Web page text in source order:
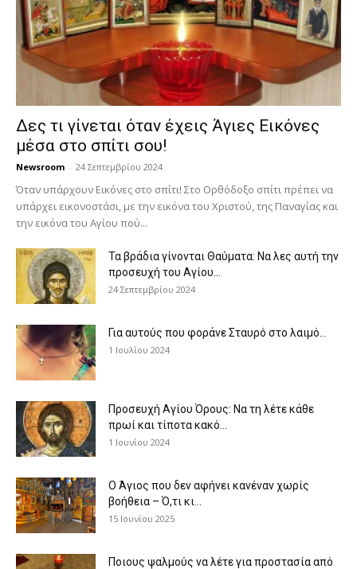
Δες τι γίνεται όταν έχεις Άγιες Εικόνες
μέσα στο σπίτι σου!
Newsroom - 24 Σεπτεμβρίου 2024
Όταν υπάρχουν Εικόνες στο σπίτι! Στο Ορθόδοξο σπίτι πρέπει να
υπάρχει εικονοστάσι, με την εικόνα του Χριστού, της Παν­αγίας και
την εικόνα του Αγίου πού...
Τα βράδια γίνονται Θαύματα: Να λες αυτή την
προσευχή του Αγίου...
24 Σεπτεμβρίου 2024
Για αυτούς που φοράνε Σταυρό στο λαιμό…
1 Ιουλίου 2024
Προσευχή Αγίου Όρους: Να τη λέτε κάθε
πρωί και τίποτα κακό...
1 Ιουνίου 2024
Ο Άγιος που δεν αφήνει κανέναν χωρίς
βοήθεια – Ό,τι κι...
15 Ιουνίου 2025
Ποιους ψαλμούς να λέτε για προστασία από